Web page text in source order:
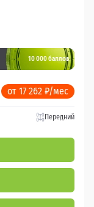
10 000 баллов
от 17 262 ₽/мес
Передний